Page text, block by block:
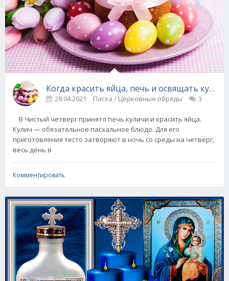
Когда красить яйца, печь и освящать куличи
28.04.2021 Пасха / Церковные обряды 3
В Чистый четверг принято печь куличи и красить яйца.
Кулич — обязательное пасхальное блюдо. Для его
приготовления тесто затворяют в ночь со среды на четверг,
весь день в
Комментировать